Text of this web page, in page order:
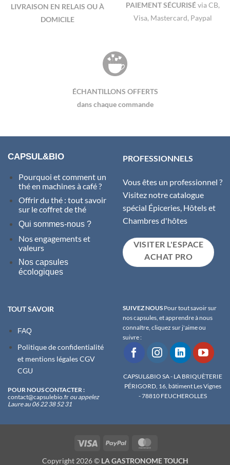
LIVRAISON EN RELAIS OU À
DOMICILE
PAIEMENT SÉCURISÉvia CB,
Visa, Mastercard, Paypal
ÉCHANTILLONS OFFERTS
dans chaque commande
CAPSUL&BIO
Pourquoi et comment un
thé en machines à café ?
Offrir du thé : tout savoir
sur le coffret de thé
Qui sommes-nous ?
Nos engagements et
valeurs
Nos capsules
écologiques
PROFESSIONNELS
Vous êtes un professionnel ?
Visitez notre catalogue
spécial Épiceries, Hôtels et
Chambres d'hôtes
VISITER L'ESPACE
ACHAT PRO
TOUT SAVOIR
FAQ
Politique de confidentialité
et mentions légalesCGV
CGU
POUR NOUS CONTACTER :
contact@capsulebio.fr ou appelez
Laure au 06 22 38 52 31
SUIVEZ NOUS Pour tout savoir sur
nos capsules, et apprendre à nous
connaître, cliquez sur j'aime ou
suivre :
CAPSUL&BIO SA - LA BRIQUÈTERIE
PÉRIGORD, 16, bâtiment Les Vignes
- 78810 FEUCHEROLLES
Visa PayPal
Copyright 2026 © LA GASTRONOME TOUCH